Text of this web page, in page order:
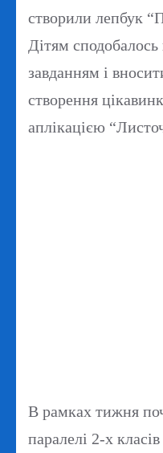
створили лепбук
Дітям
завданням і
створення
аплікацією
В рамках тижня
паралелі 2-х класів